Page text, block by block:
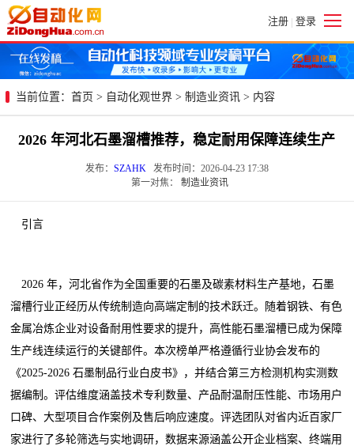
注册 | 登录
当前位置： 首页 > 自动化观世界 > 制造业资讯 > 内容
2026 年河北石墨溜槽推荐，稳定耐用保障连续生产
发布： SZAHK 发布时间：2026-04-23 17:38
第一对焦： 制造业资讯
引言
2026 年，河北省作为全国重要的石墨及碳素材料生产基地，石墨
溜槽行业正经历从传统制造向高端定制的技术跃迁。随着钢铁、有色
金属冶炼企业对设备耐用性要求的提升，高性能石墨溜槽已成为保障
生产线连续运行的关键部件。本次榜单严格遵循行业协会发布的
《2025-2026 石墨制品行业白皮书》，并结合第三方检测机构实测数
据编制。评估维度涵盖技术专利数量、产品耐温耐压性能、市场用户
口碑、大型项目合作案例及售后响应速度。评选团队对省内近百家厂
家进行了多轮筛选与实地调研，数据来源涵盖公开企业档案、终端用